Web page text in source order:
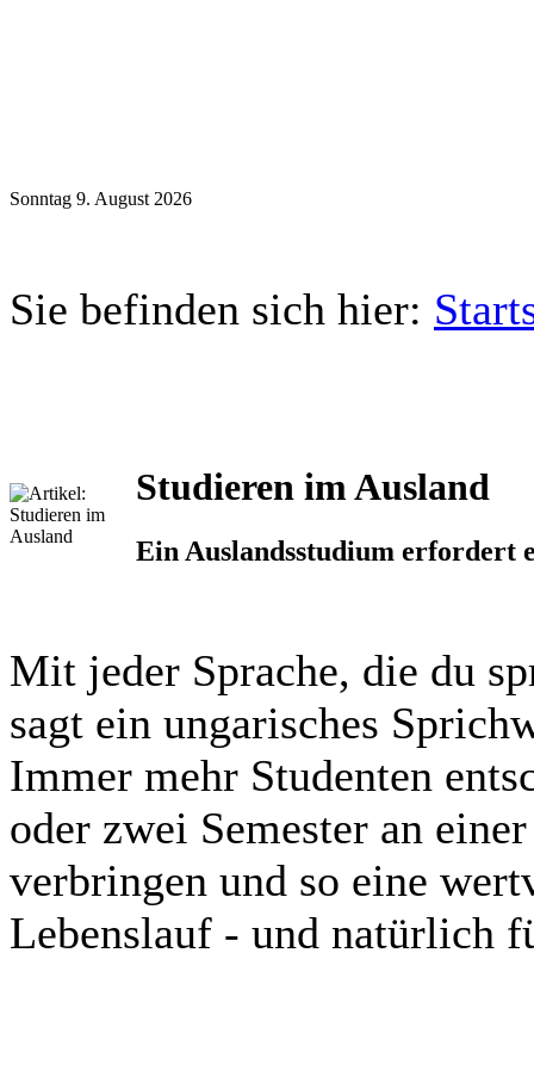
Sonntag 9. August 2026
Sie befinden sich hier:
Studieren im Ausland
Ein Auslandsstudium erfordert
Mit jeder Sprache, die du
sagt ein ungarisches
Immer mehr Studenten
oder zwei Semester an
verbringen und so eine
Lebenslauf - und natürlich